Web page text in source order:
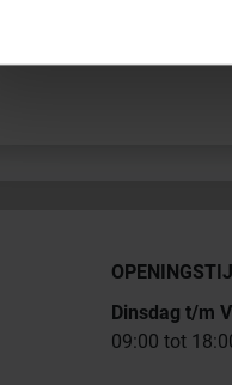
Parquetvinyl
Dinsdag t/m
09:00 tot